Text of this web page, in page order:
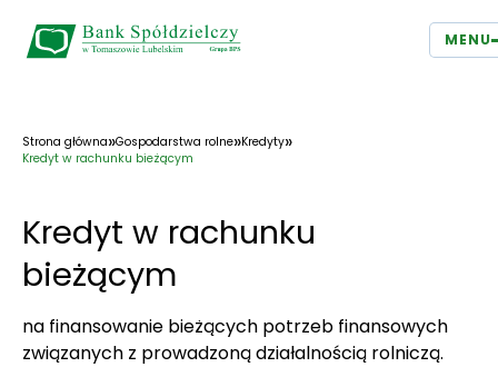
MENU
Strona główna»Gospodarstwa rolne»Kredyty»
Kredyt w rachunku bieżącym
Kredyt w rachunku
bieżącym
na finansowanie bieżących potrzeb finansowych
związanych z prowadzoną działalnością rolniczą.